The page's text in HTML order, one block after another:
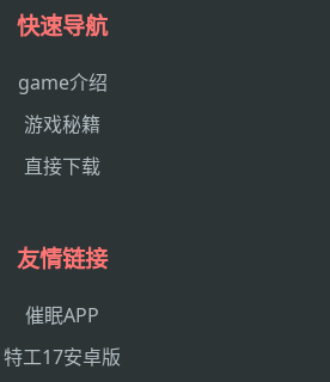
快速导航
game介绍
游戏秘籍
直接下载
友情链接
催眠APP
特工17安卓版